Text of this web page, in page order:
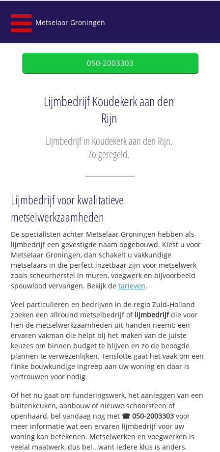
Metselaar Groningen
050-2003303
Lijmbedrijf Koudekerk aan den
Rijn
Lijmbedrijf in Koudekerk aan den Rijn.
Zo geregeld.
Lijmbedrijf voor kwalitatieve
metselwerkzaamheden
De specialisten achter Metselaar Groningen hebben als
lijmbedrijf een gevestigde naam opgebouwd. Kiest u voor
Metselaar Groningen, dan schakelt u vakkundige
metselaars in die perfect inzetbaar zijn voor metselwerk
zoals scheurherstel in muren, voegwerk en bijvoorbeeld
spouwlood vervangen. Bekijk detarieven.
Veel particulieren en bedrijven in de regio Zuid-Holland
zoeken een allround metselbedrijf of lijmbedrijfdie voor
hen de metselwerkzaamheden uit handen neemt; een
ervaren vakman die helpt bij het maken van de juiste
keuzes om binnen budget te blijven en zo de beoogde
plannen te verwezenlijken. Tenslotte gaat het vaak om een
flinke bouwkundige ingreep aan uw woning en daar is
vertrouwen voor nodig.
Of het nu gaat om funderingswerk, het aanleggen van een
buitenkeuken, aanbouw of nieuwe schoorsteen of
openhaard, bel vandaag nog met ☎ 050-2003303 voor
meer informatie wat een ervaren lijmbedrijf voor uw
woning kan betekenen. Metselwerken en voegwerken is
veelal maatwerk, dus bel...want iedere klus is anders.